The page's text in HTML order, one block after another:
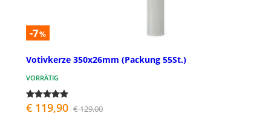
-7%
Votivkerze 350x26mm (Packung 55St.)
VORRÄTIG
€ 119,90 € 129,00